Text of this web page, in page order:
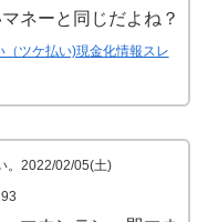
ネーと同じだよね？
（ツケ払い)現金化情報スレ
。2022/02/05(土)